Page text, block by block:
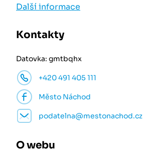
Další informace
Kontakty
Datovka: gmtbqhx
+420 491 405 111
Město Náchod
podatelna@mestonachod.cz
O webu